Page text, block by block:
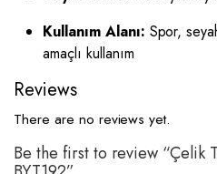
Kullanım Alanı: Spor,
amaçlı kullanım
Reviews
There are no reviews yet.
Be the first to review “Çelik